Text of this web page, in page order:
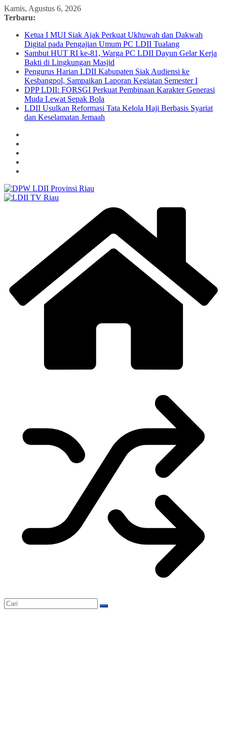
Skip
to
Kamis, Agustus 6, 2026
Terbaru:
Ketua I MUI Siak Ajak Perkuat Ukhuwah dan Dakwah
Digital pada Pengajian Umum PC LDII Tualang
Sambut HUT RI ke-81, Warga PC LDII Dayun Gelar Kerja
Bakti di Lingkungan Masjid
Pengurus Harian LDII Kabupaten Siak Audiensi ke
Kesbangpol, Sampaikan Laporan Kegiatan Semester I
DPP LDII: FORSGI Perkuat Pembinaan Karakter Generasi
Muda Lewat Sepak Bola
LDII Usulkan Reformasi Tata Kelola Haji Berbasis Syariat
dan Keselamatan Jemaah